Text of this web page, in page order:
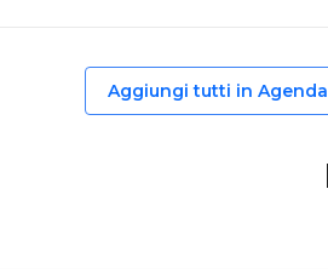
Aggiungi tutti in Agenda